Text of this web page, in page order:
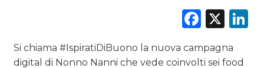
TREND
X
Si chiama #IspiratiDiBuono la nuova campagna
digital di Nonno Nanni che vede coinvolti sei food